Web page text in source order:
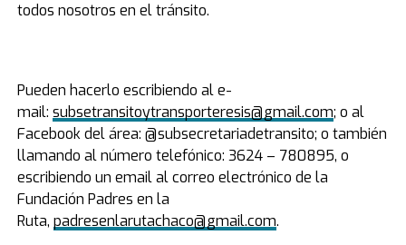
todos nosotros en el tránsito.
Pueden hacerlo escribiendo al e-
mail: subsetransitoytransporteresis@gmail.com; o al
Facebook del área: @subsecretariadetransito; o también
llamando al número telefónico: 3624 – 780895, o
escribiendo un email al correo electrónico de la
Fundación Padres en la
Ruta, padresenlarutachaco@gmail.com.